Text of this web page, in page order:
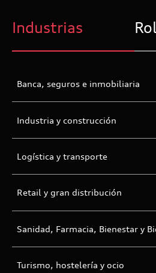
Industrias
Banca, seguros e inmobiliaria
Industria y construcción
Logística y transporte
Retail y gran distribución
Sanidad, Farmacia, Bienestar y
Turismo, hostelería y ocio